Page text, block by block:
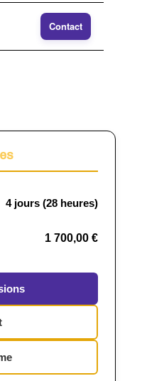
Contact
4 jours (28 heures)
1 700,00 €